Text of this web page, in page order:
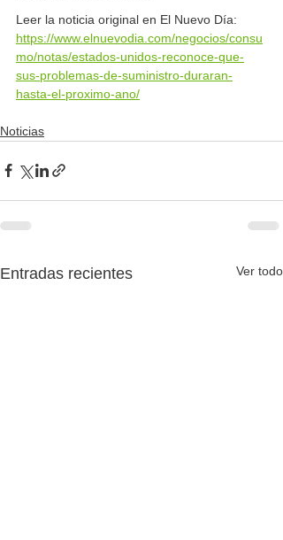
Leer la noticia original en El Nuevo Día:
https://www.elnuevodia.com/negocios/consu
mo/notas/estados-unidos-reconoce-que-
sus-problemas-de-suministro-duraran-
hasta-el-proximo-ano/
Noticias
Entradas recientes Ver todo